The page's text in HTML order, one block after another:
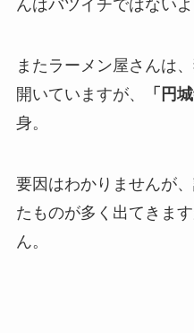
んはバツイチではないよ
またラーメン屋さんは
開いていますが、
「円
身。
要因はわかりませんが
たものが多く出てきま
ん。